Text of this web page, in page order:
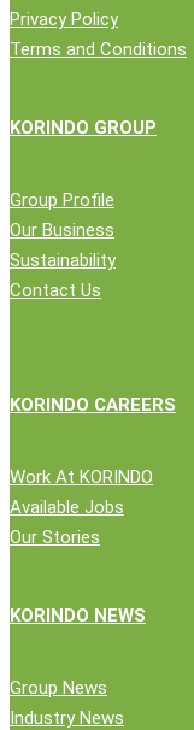
Privacy Policy
Terms and Conditions
KORINDO GROUP
Group Profile
Our Business
Sustainability
Contact Us
KORINDO CAREERS
Work At KORINDO
Available Jobs
Our Stories
KORINDO NEWS
Group News
Industry News